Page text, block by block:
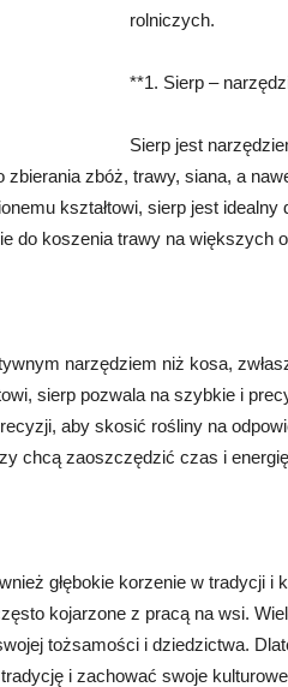
rolniczych.
**1. Sierp –
Sierp jest
zbóż, trawy, siana, a
kształtowi, sierp jest
do koszenia trawy na większych
narzędziem niż kosa,
sierp pozwala na szybkie i
aby skosić rośliny na
chcą zaoszczędzić czas i
głębokie korzenie w tradycji i
kojarzone z pracą na wsi.
tożsamości i dziedzictwa.
i zachować swoje